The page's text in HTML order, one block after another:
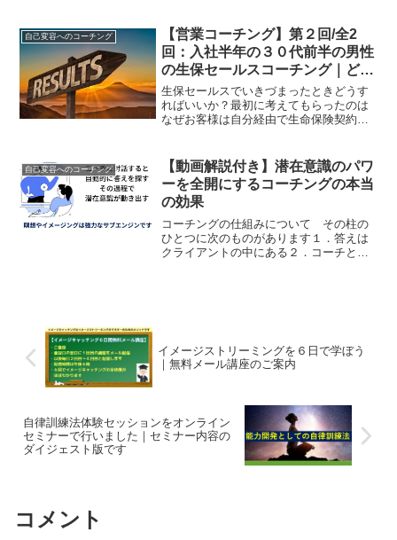
「ゾーン」に入ったとき 私たちの能力
はなぜ発揮されるのか？どうす...
自己変容へのコーチング
【営業コーチング】第２回/全2
回：入社半年の３０代前半の男性
の生保セールスコーチング｜どん
な行動をしたか？
生保セールスでいきづまったときどうす
ればいいか？最初に考えてもらったのは
なぜお客様は自分経由で生命保険契約を
何かといことであり合わせて他のセール
スマンと自分の違いはなに...
自己変容へのコーチング
【動画解説付き】潜在意識のパワ
ーを全開にするコーチングの本当
の効果
コーチングの仕組みについて その柱の
ひとつに次のものがあります１．答えは
クライアントの中にある２．コーチとの
イメージストリーミングを６日で学ぼう
｜無料メール講座のご案内
自律訓練法体験セッションをオンライン
セミナーで行いました｜セミナー内容の
ダイジェスト版です
コメント